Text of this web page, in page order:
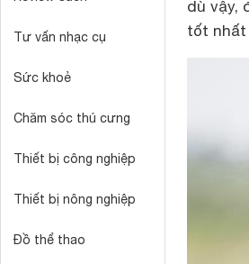
Tư vấn nhạc cụ
Sức khoẻ
Chăm sóc thú cưng
Thiết bị công nghiệp
Thiết bị nông nghiệp
Đồ thể thao
dù vậy,
tốt nhất